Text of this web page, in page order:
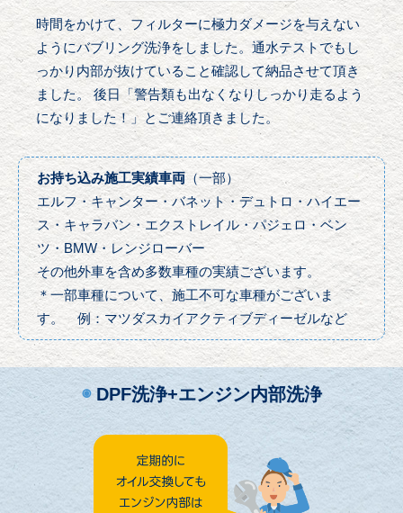
時間をかけて、フィルターに極力ダメージを与えない
ようにバブリング洗浄をしました。通水テストでもし
っかり内部が抜けていること確認して納品させて頂き
ました。 後日「警告類も出なくなりしっかり走るよう
になりました！」とご連絡頂きました。
お持ち込み施工実績車両（一部）
エルフ・キャンター・バネット・デュトロ・ハイエー
ス・キャラバン・エクストレイル・パジェロ・ベン
ツ・BMW・レンジローバー
その他外車を含め多数車種の実績ございます。
＊一部車種について、施工不可な車種がございま
す。 例：マツダスカイアクティブディーゼルなど
◉ DPF洗浄+エンジン内部洗浄